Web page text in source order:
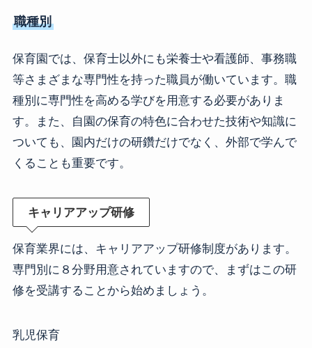
職種別
保育園では、保育士以外にも栄養士や看護師、事務職
等さまざまな専門性を持った職員が働いています。職
種別に専門性を高める学びを用意する必要がありま
す。また、自園の保育の特色に合わせた技術や知識に
ついても、園内だけの研鑽だけでなく、外部で学んで
くることも重要です。
キャリアアップ研修
保育業界には、キャリアアップ研修制度があります。
専門別に８分野用意されていますので、まずはこの研
修を受講することから始めましょう。
乳児保育